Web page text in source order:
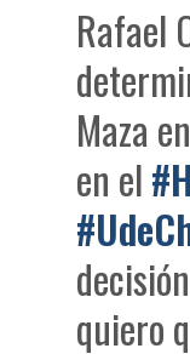
Rafael
Maza
en el
quiero